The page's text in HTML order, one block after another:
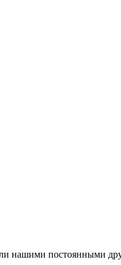
нашими постоянными